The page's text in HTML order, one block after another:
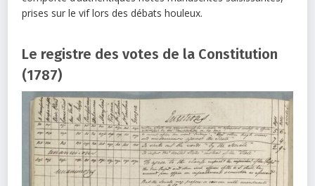
prises sur le vif lors des débats houleux.
Le registre des votes de la Constitution
(1787)